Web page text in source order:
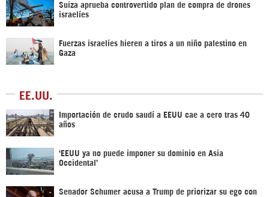
Suiza aprueba controvertido plan de compra de drones
israelíes
Fuerzas israelíes hieren a tiros a un niño palestino en
Gaza
EE.UU.
Importación de crudo saudí a EEUU cae a cero tras 40
años
‘EEUU ya no puede imponer su dominio en Asia
Occidental’
Senador Schumer acusa a Trump de priorizar su ego con